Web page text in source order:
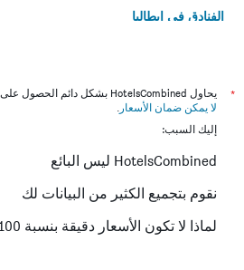
الفنادق في إيطاليا
*
يحاول HotelsCombined بشكل دائم الحصول على الأسعار الدقيقة، ولكن
لا يمكن ضمان الأسعار .
إليك السبب:
HotelsCombined ليس البائع
نقوم بتجميع الكثير من البيانات لك
لماذا لا تكون الأسعار دقيقة بنسبة 100٪؟